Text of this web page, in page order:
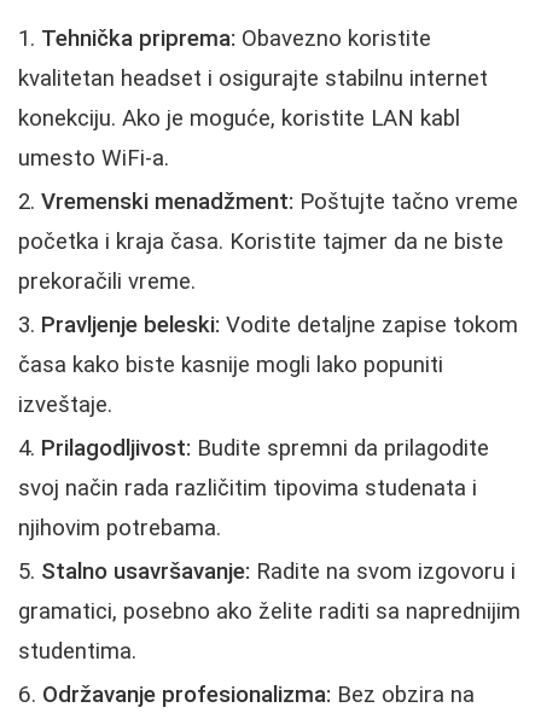
Tehnička priprema: Obavezno koristite
kvalitetan headset i osigurajte stabilnu internet
konekciju. Ako je moguće, koristite LAN kabl
umesto WiFi-a.
Vremenski menadžment: Poštujte tačno vreme
početka i kraja časa. Koristite tajmer da ne biste
prekoračili vreme.
Pravljenje beleski: Vodite detaljne zapise tokom
časa kako biste kasnije mogli lako popuniti
izveštaje.
Prilagodljivost: Budite spremni da prilagodite
svoj način rada različitim tipovima studenata i
njihovim potrebama.
Stalno usavršavanje: Radite na svom izgovoru i
gramatici, posebno ako želite raditi sa naprednijim
studentima.
Održavanje profesionalizma: Bez obzira na